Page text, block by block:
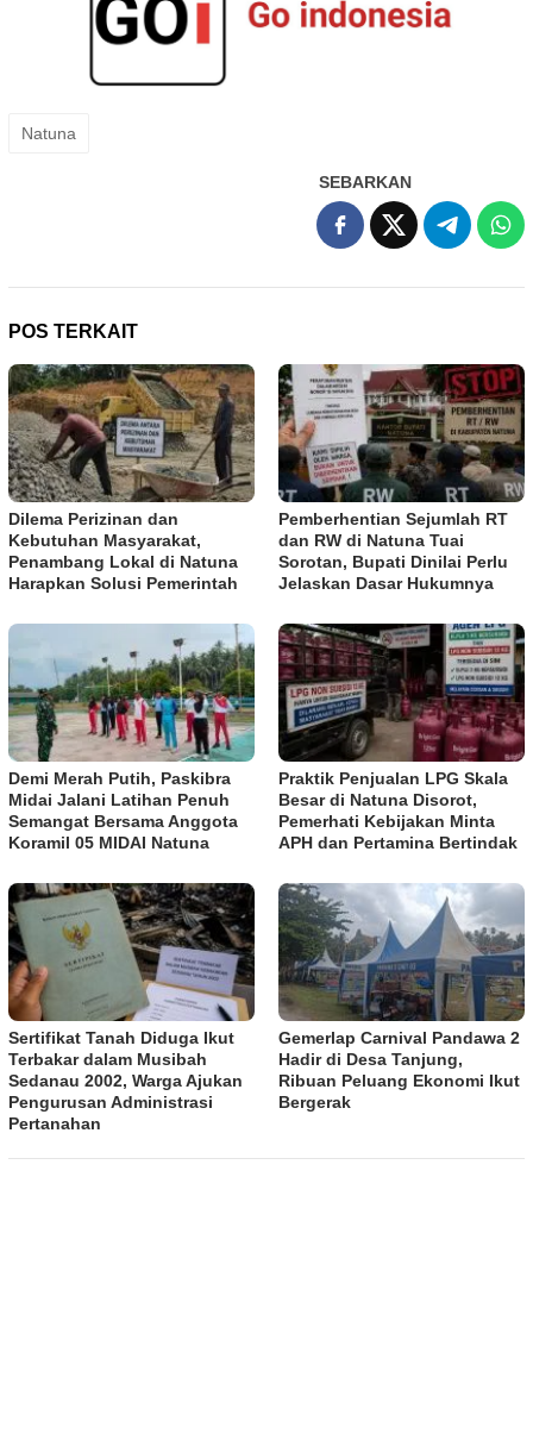
Natuna
SEBARKAN
POS TERKAIT
Dilema Perizinan dan
Kebutuhan Masyarakat,
Penambang Lokal di Natuna
Harapkan Solusi Pemerintah
Pemberhentian Sejumlah RT
dan RW di Natuna Tuai
Sorotan, Bupati Dinilai Perlu
Jelaskan Dasar Hukumnya
Demi Merah Putih, Paskibra
Midai Jalani Latihan Penuh
Semangat Bersama Anggota
Koramil 05 MIDAI Natuna
Praktik Penjualan LPG Skala
Besar di Natuna Disorot,
Pemerhati Kebijakan Minta
APH dan Pertamina Bertindak
Sertifikat Tanah Diduga Ikut
Terbakar dalam Musibah
Sedanau 2002, Warga Ajukan
Pengurusan Administrasi
Pertanahan
Gemerlap Carnival Pandawa 2
Hadir di Desa Tanjung,
Ribuan Peluang Ekonomi Ikut
Bergerak